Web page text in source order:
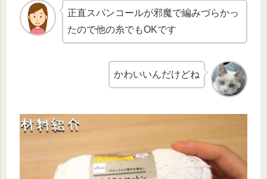
正直スパンコールが邪魔で編みづらかっ
たので他の糸でもOKです
かわいいんだけどね